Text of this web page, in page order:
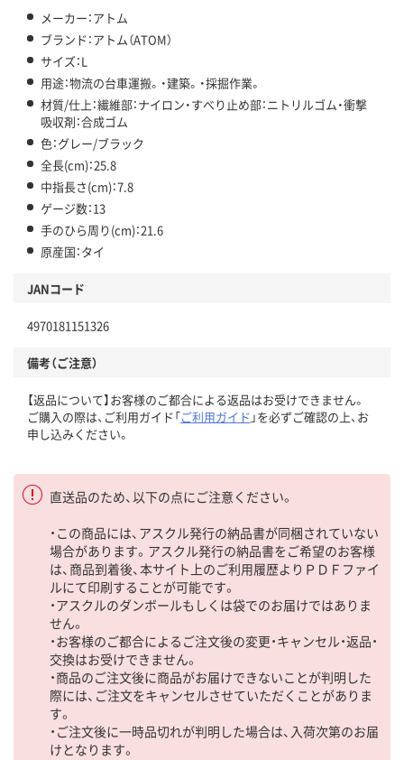
メーカー：アトム
ブランド：アトム（ATOM）
サイズ：L
用途：物流の台車運搬。・建築。・採掘作業。
材質/仕上：繊維部：ナイロン・すべり止め部：ニトリルゴム・衝撃
吸収剤：合成ゴム
色：グレー/ブラック
全長(cm)：25.8
中指長さ(cm)：7.8
ゲージ数：13
手のひら周り(cm)：21.6
原産国：タイ
JANコード
4970181151326
備考（ご注意）
【返品について】お客様のご都合による返品はお受けできません。
ご購入の際は、ご利用ガイド「ご利用ガイド 」を必ずご確認の上、お
申し込みください。
直送品のため、以下の点にご注意ください。
・この商品には、アスクル発行の納品書が同梱されていない
場合があります。アスクル発行の納品書をご希望のお客様
は、商品到着後、本サイト上のご利用履歴よりＰＤＦファイ
ルにて印刷することが可能です。
・アスクルのダンボールもしくは袋でのお届けではありま
せん。
・お客様のご都合によるご注文後の変更・キャンセル・返品・
交換はお受けできません。
・商品のご注文後に商品がお届けできないことが判明した
際には、ご注文をキャンセルさせていただくことがありま
す。
・ご注文後に一時品切れが判明した場合は、入荷次第のお届
けとなります。